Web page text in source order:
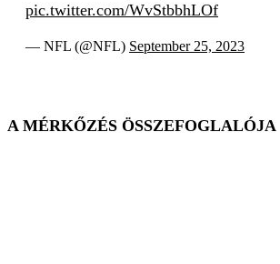
pic.twitter.com/WvStbbhLOf
— NFL (@NFL) September 25, 2023
A MÉRKŐZÉS ÖSSZEFOGLALÓJA